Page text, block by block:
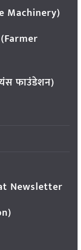
Machinery)
फाउंडेशन)
Newsletter